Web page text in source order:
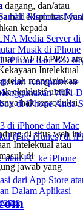
Memutar
Media Server di
Musik di iPhone
iPhone dari WD
dari Komputer ke
WiFi-
di iPhone Anda
di iPhone dan Mac
(File iTunes) di
atau PC ke iPhone
dari App Store
Dalam Aplikasi
dagang, dan/atau
hak eksploitasi
kepada
EVERAPPZ,
Intelektual
telah mengizinkan
eksklusif untuk
hak reproduksi,
di situs web
Intelektual atau
di
jawab yang